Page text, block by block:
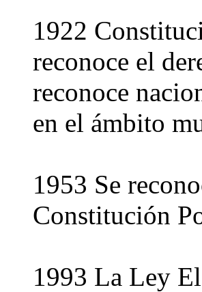
1922
reconoce el
reconoce
en el ámbito
1953 Se
Constitución
1993 La Ley